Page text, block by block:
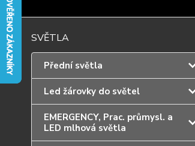
SVĚTLA
Přední světla
Led žárovky do světel
EMERGENCY, Prac. průmysl. a
LED mlhová světla